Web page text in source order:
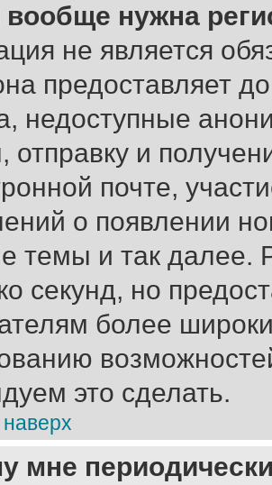
вообще нужна
не является
предоставляет
недоступные
отправку и
почте,
о появлении
темы и так далее.
секунд, но
более
это сделать.
мне